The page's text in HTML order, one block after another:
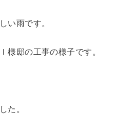
い雨です。
様邸の工事の様子です。
た。